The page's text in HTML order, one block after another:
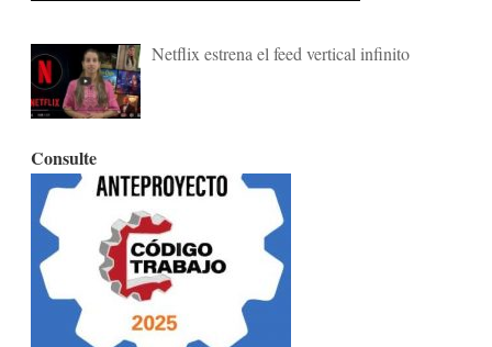
Netflix estrena el feed vertical infinito
Consulte